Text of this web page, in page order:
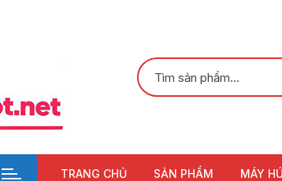
TRANG CHỦ SẢN PHẨM MÁY